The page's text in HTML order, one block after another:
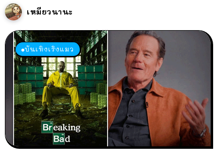
เหมียวนานะ
บันเทิงเริงแมว